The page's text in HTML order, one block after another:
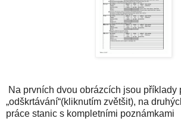
Na prvních dvou obrázcích jsou příklady
„odškrtávání“(kliknutím zvětšit), na
práce stanic s kompletními poznámkami